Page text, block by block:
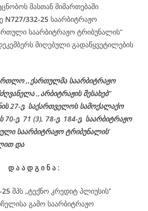
მასთან მიმართებაში
N727/332-25 საარბიტრაჟო
საარბიტრაჟო ტრიბუნალის“
მიღებული გადაწყვეტილების
,,ქართულმა საარბიტრაჟო
,,არბიტრაჟის შესახებ’’
27-ე, საქართველოს სამოქალაქო
70-ე, 71 (3), 78-ე, 184-ე, საარბიტრაჟო
საარბიტრაჟო ტრიბუნალის’
და
დ ა ა დ გ ი ნ ა :
25 შპს ,,ტექნო კრედიტ პლიუსის’’
გამო საარბიტრაჟო